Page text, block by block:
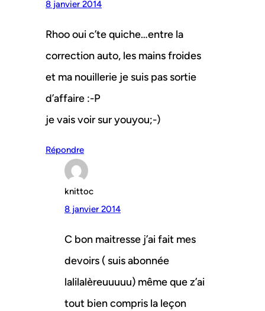
8 janvier 2014
Rhoo oui c’te quiche…entre la
correction auto, les mains froides
et ma nouillerie je suis pas sortie
d’affaire :-P
je vais voir sur youyou;-)
Répondre
knittoc
8 janvier 2014
C bon maitresse j’ai fait mes
devoirs ( suis abonnée
lalilalèreuuuuu) même que z’ai
tout bien compris la leçon